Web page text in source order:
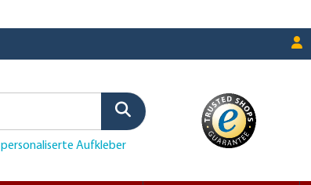
personaliserte Aufkleber